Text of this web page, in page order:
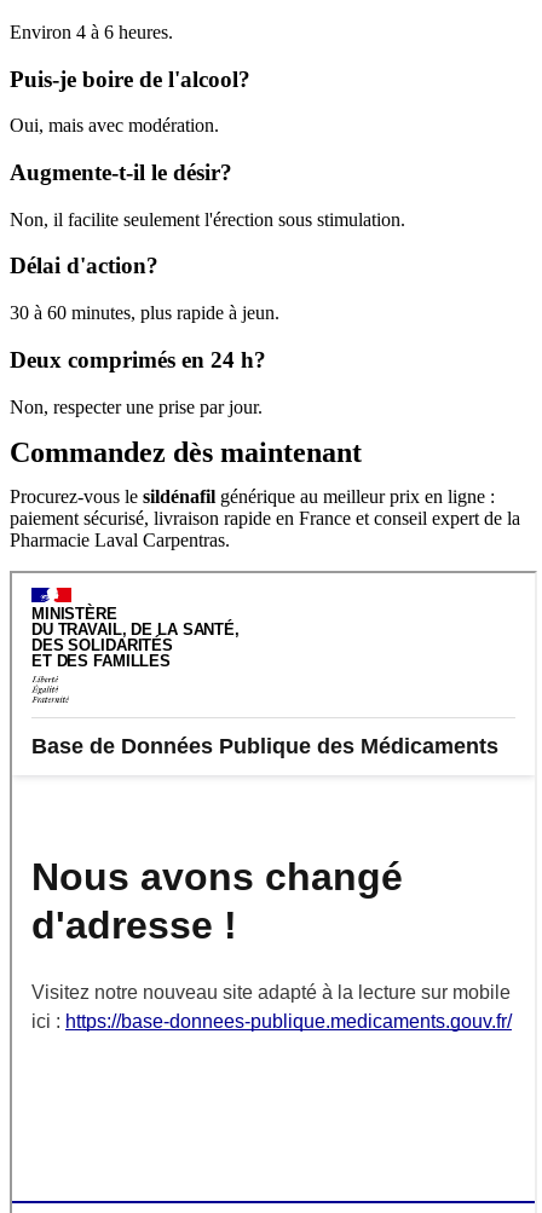
Environ 4 à 6 heures.
Puis-je boire de l'alcool?
Oui, mais avec modération.
Augmente-t-il le désir?
Non, il facilite seulement l'érection sous stimulation.
Délai d'action?
30 à 60 minutes, plus rapide à jeun.
Deux comprimés en 24 h?
Non, respecter une prise par jour.
Commandez dès maintenant
Procurez-vous le sildénafil générique au meilleur prix en ligne :
paiement sécurisé, livraison rapide en France et conseil expert de la
Pharmacie Laval Carpentras.